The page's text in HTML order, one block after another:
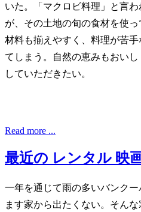
いた。「マクロビ料理」と言
が、その土地の旬の食材を使っ
材料も揃えやすく、料理が苦
てしまう。自然の恵みもおい
していただきたい。
Read more ...
最近の レンタル 映
一年を通じて雨の多いバンク
ます家から出たくない。そん